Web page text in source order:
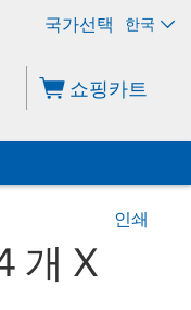
한국
쇼핑카트
인쇄
개 X